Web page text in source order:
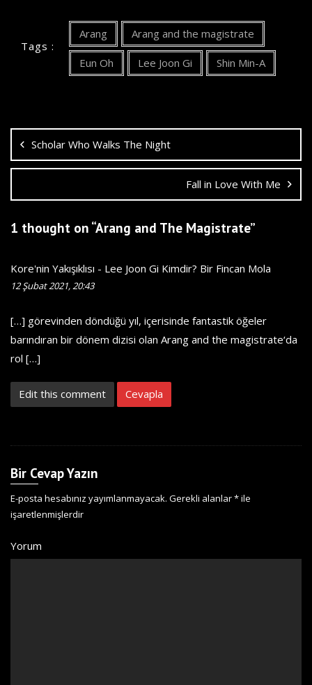
Tags :
Arang Arang and the magistrate
Eun Oh Lee Joon Gi Shin Min-A
dolaşımı
Scholar Who Walks The Night
Fall in Love With Me
1 thought on “Arang and The Magistrate”
Kore'nin Yakışıklısı - Lee Joon Gi Kimdir? Bir Fincan Mola
12 Şubat 2021, 20:43
[…] görevinden döndüğü yıl, içerisinde fantastik öğeler
barındıran bir dönem dizisi olan Arang and the magistrate‘da
rol […]
Edit this comment Cevapla
Bir Cevap Yazın
E-posta hesabınız yayımlanmayacak. Gerekli alanlar*ile
işaretlenmişlerdir
Yorum